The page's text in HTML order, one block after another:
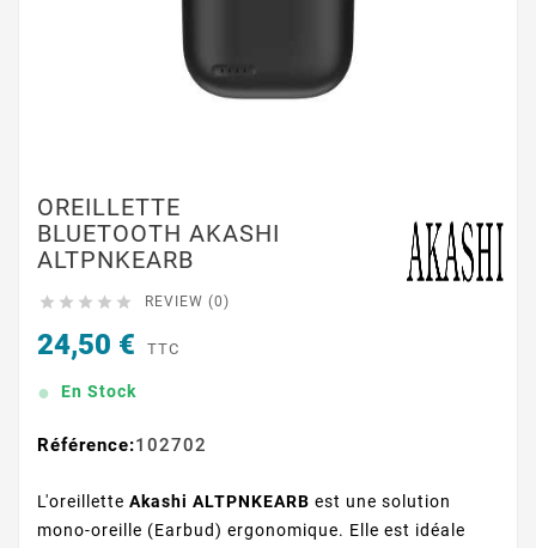
OREILLETTE
BLUETOOTH AKASHI
ALTPNKEARB
     REVIEW (0)
24,50 € TTC
En Stock
Référence:102702
L'oreillette Akashi ALTPNKEARB est une solution
mono-oreille (Earbud) ergonomique. Elle est idéale